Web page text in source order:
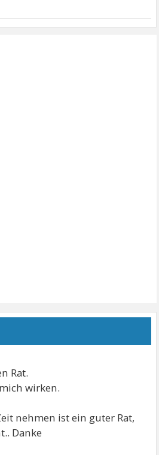
Rat.
wirken.
nehmen ist ein guter Rat,
Danke